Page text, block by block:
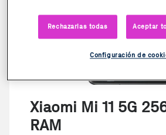
Xiaomi Mi 11 5G
RAM
Rechazarlas todas Aceptar
Configuración de